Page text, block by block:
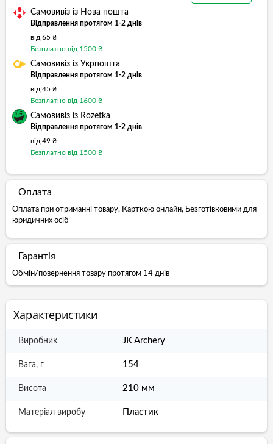
Самовивіз із Нова пошта
Відправлення протягом 1-2 днів
від 65 ₴
Безплатно від 1500 ₴
Самовивіз із Укрпошта
Відправлення протягом 1-2 днів
від 45 ₴
Безплатно від 1600 ₴
Самовивіз із Rozetka
Відправлення протягом 1-2 днів
від 49 ₴
Безплатно від 1500 ₴
Оплата
Оплата при отриманні товару, Карткою онлайн, Безготівковими для
юридичних осіб
Гарантія
Обмін/повернення товару протягом 14 днів
Характеристики
Виробник JK Archery
Вага, г 154
Висота 210 мм
Матеріал виробу Пластик